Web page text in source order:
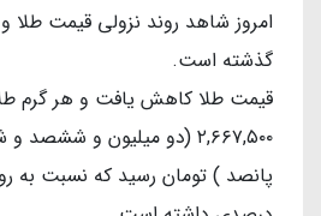
امروز شاهد روند نزولی قیمت طلا
گذشته است.
۲,۶۶۷,۵۰۰ (دو میلیون و